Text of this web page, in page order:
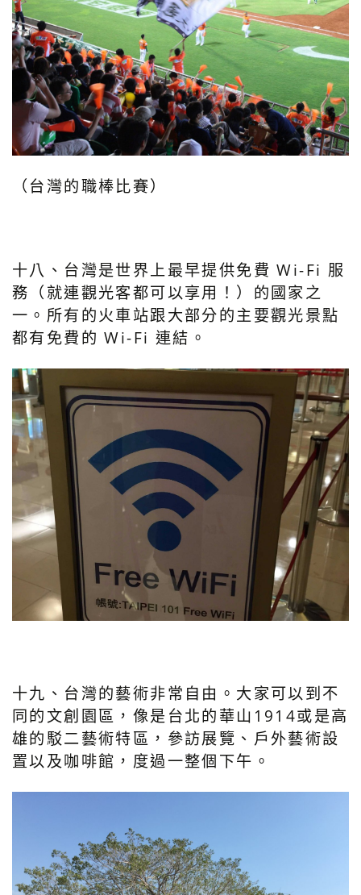
（台灣的職棒比賽）
十八、台灣是世界上最早提供免費 Wi-Fi 服
務（就連觀光客都可以享用！）的國家之
一。所有的火車站跟大部分的主要觀光景點
都有免費的 Wi-Fi 連結。
十九、台灣的藝術非常自由。大家可以到不
同的文創園區，像是台北的華山1914或是高
雄的駁二藝術特區，參訪展覽、戶外藝術設
置以及咖啡館，度過一整個下午。